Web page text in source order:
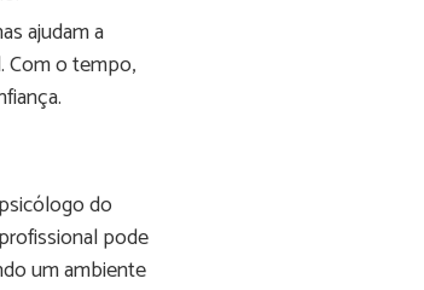
ajudam a
Com o tempo,
do
pode
um ambiente